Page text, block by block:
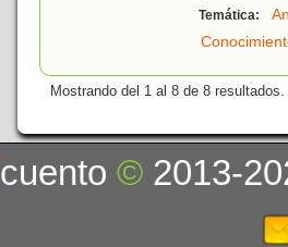
Temática:
Mostrando del 1 al 8 de 8 resultados.
cuento© 2013-